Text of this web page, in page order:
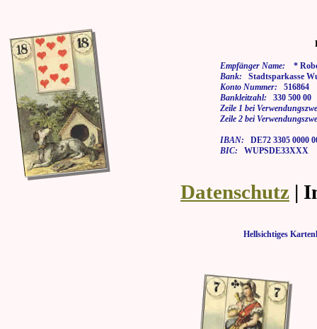
Empfänger Name: *
Bank: Stadtsparkasse
Konto Nummer: 516864
Bankleitzahl: 330 500 00
Zeile 1 bei
Zeile 2 bei
IBAN: DE72 3305 0000
BIC: WUPSDE33XXX
Datenschutz |
Hellsichtiges